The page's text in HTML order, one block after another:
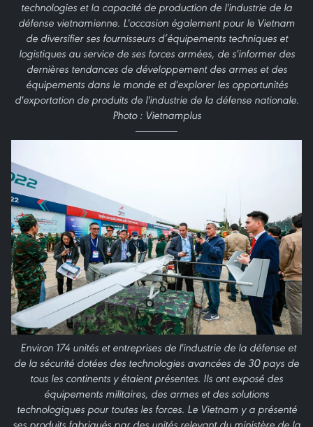
technologies et la capacité de production de l'industrie de la
défense vietnamienne. L'occasion également pour le Vietnam
de diversifier ses fournisseurs d’équipements techniques et
logistiques au service de ses forces armées, de s'informer des
dernières tendances de développement des armes et des
équipements dans le monde et d'explorer les opportunités
d'exportation de produits de l'industrie de la défense nationale.
Photo : Vietnamplus
Environ 174 unités et entreprises de l'industrie de la défense et
de la sécurité dotées des technologies avancées de 30 pays de
tous les continents y étaient présentes. Ils ont exposé des
équipements militaires, des armes et des solutions
technologiques pour toutes les forces. Le Vietnam y a présenté